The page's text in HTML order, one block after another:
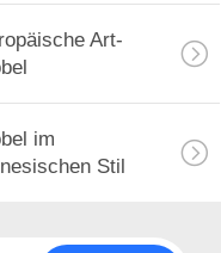
Art-
im
Stil